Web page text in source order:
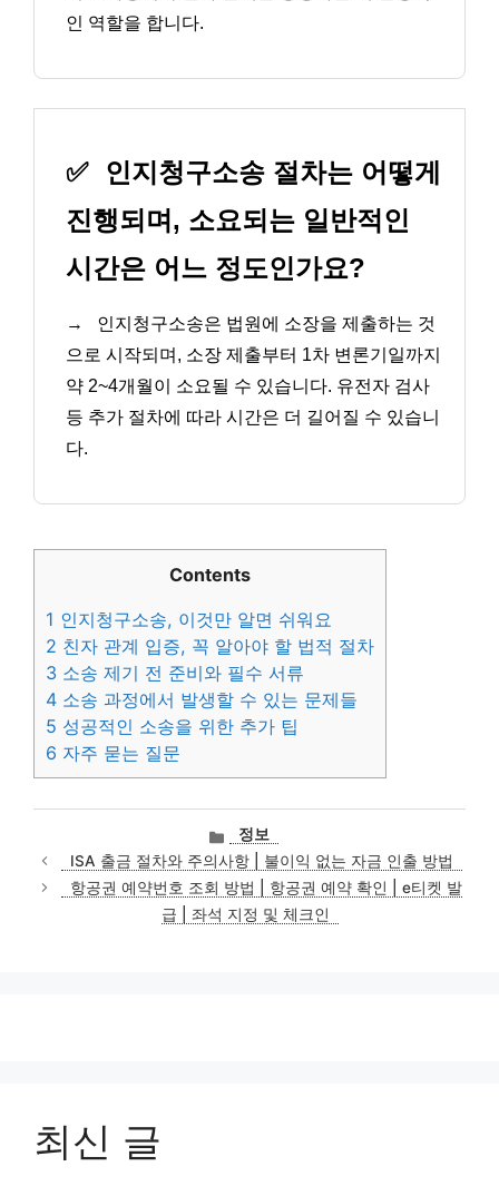
인 역할을 합니다.
✅
인지청구소송 절차는 어떻게
진행되며, 소요되는 일반적인
시간은 어느 정도인가요?
→
인지청구소송은 법원에 소장을 제출하는 것
으로 시작되며, 소장 제출부터 1차 변론기일까지
약 2~4개월이 소요될 수 있습니다. 유전자 검사
등 추가 절차에 따라 시간은 더 길어질 수 있습니
다.
Contents
1 인지청구소송, 이것만 알면 쉬워요
2 친자 관계 입증, 꼭 알아야 할 법적 절차
3 소송 제기 전 준비와 필수 서류
4 소송 과정에서 발생할 수 있는 문제들
5 성공적인 소송을 위한 추가 팁
6 자주 묻는 질문
카
테
고
리
정보
ISA 출금 절차와 주의사항 | 불이익 없는 자금 인출 방법
항공권 예약번호 조회 방법 | 항공권 예약 확인 | e티켓 발
급 | 좌석 지정 및 체크인
최신 글